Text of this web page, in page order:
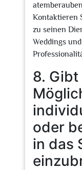
Kontaktieren
zu seinen
Weddings
8. Gibt
oder
in das